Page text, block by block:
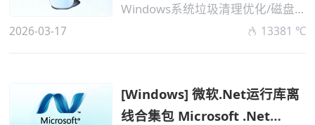
Windows系统垃圾清理优化/磁盘清理
2026-03-17 13381 ℃
[Windows] 微软.Net运行库离
线合集包 Microsoft .Net